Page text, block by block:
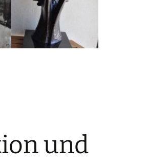
und